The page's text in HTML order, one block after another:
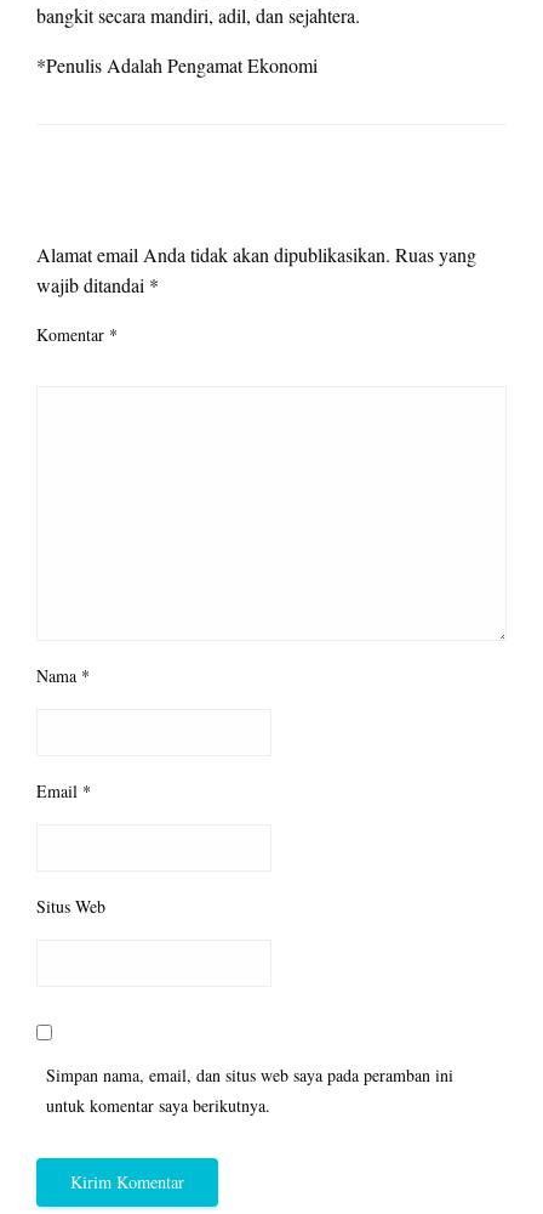
bangkit secara mandiri, adil, dan sejahtera.
*Penulis Adalah Pengamat Ekonomi
Alamat email Anda tidak akan dipublikasikan. Ruas yang
wajib ditandai *
Komentar *
Nama *
Email *
Situs Web
Simpan nama, email, dan situs web saya pada peramban ini
untuk komentar saya berikutnya.